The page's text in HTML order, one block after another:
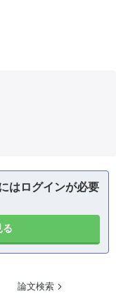
はログインが必要
る
論文検索